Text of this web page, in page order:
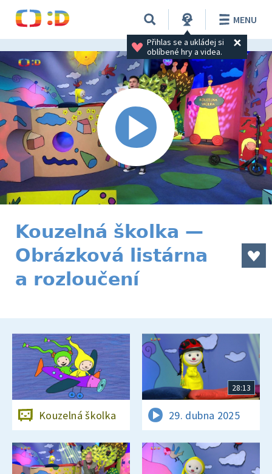
Přihlas se a ukládej si
oblíbené hry a videa.
MENU
Kouzelná školka —
Obrázková listárna
a rozloučení
Kouzelná školka
28:13
29. dubna 2025